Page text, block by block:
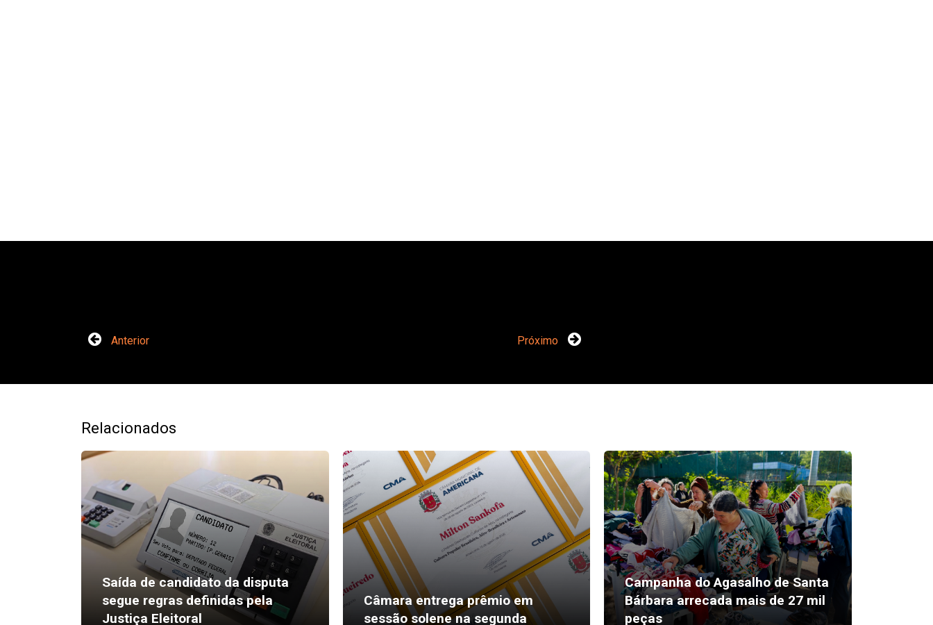
Anterior Próximo
Relacionados
Saída de candidato da disputa
segue regras definidas pela
Justiça Eleitoral
Câmara entrega prêmio em
sessão solene na segunda
Campanha do Agasalho de Santa
Bárbara arrecada mais de 27 mil
peças